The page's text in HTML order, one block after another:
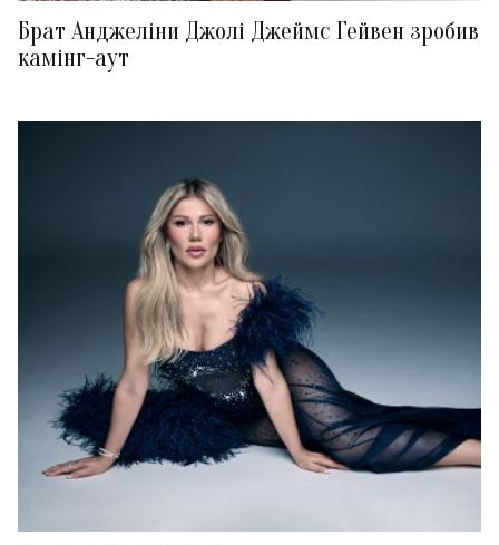
Брат Анджеліни Джолі Джеймс Гейвен зробив
камінг-аут